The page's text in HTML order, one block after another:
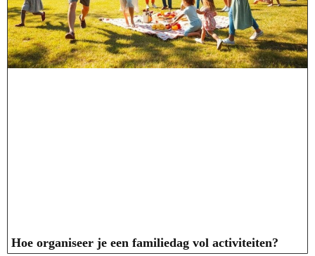
Hoe organiseer je een familiedag vol activiteiten?